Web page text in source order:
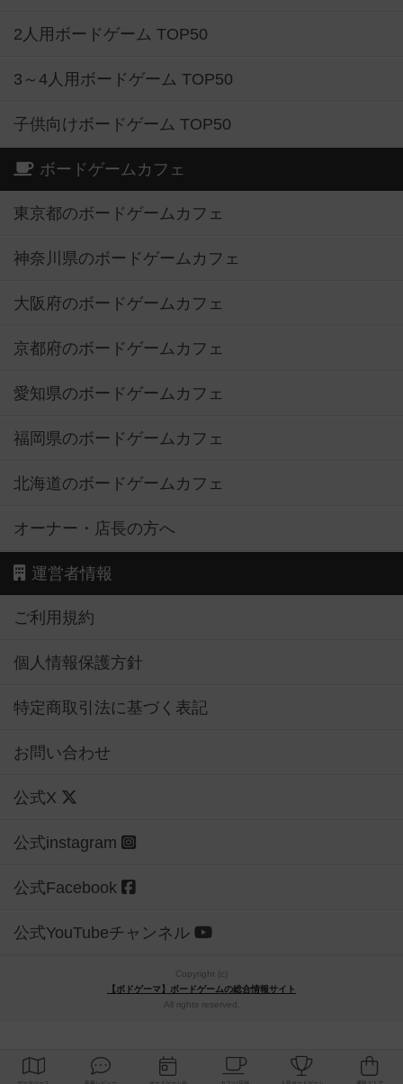
2人用ボードゲーム TOP50
3～4人用ボードゲーム TOP50
子供向けボードゲーム TOP50
ボードゲームカフェ
東京都のボードゲームカフェ
神奈川県のボードゲームカフェ
大阪府のボードゲームカフェ
京都府のボードゲームカフェ
愛知県のボードゲームカフェ
福岡県のボードゲームカフェ
北海道のボードゲームカフェ
オーナー・店長の方へ
運営者情報
ご利用規約
個人情報保護方針
特定商取引法に基づく表記
お問い合わせ
公式X
公式instagram
公式Facebook
公式YouTubeチャンネル
Copyright (c)
【ボドゲーマ】ボードゲームの総合情報サイト
All rights reserved.